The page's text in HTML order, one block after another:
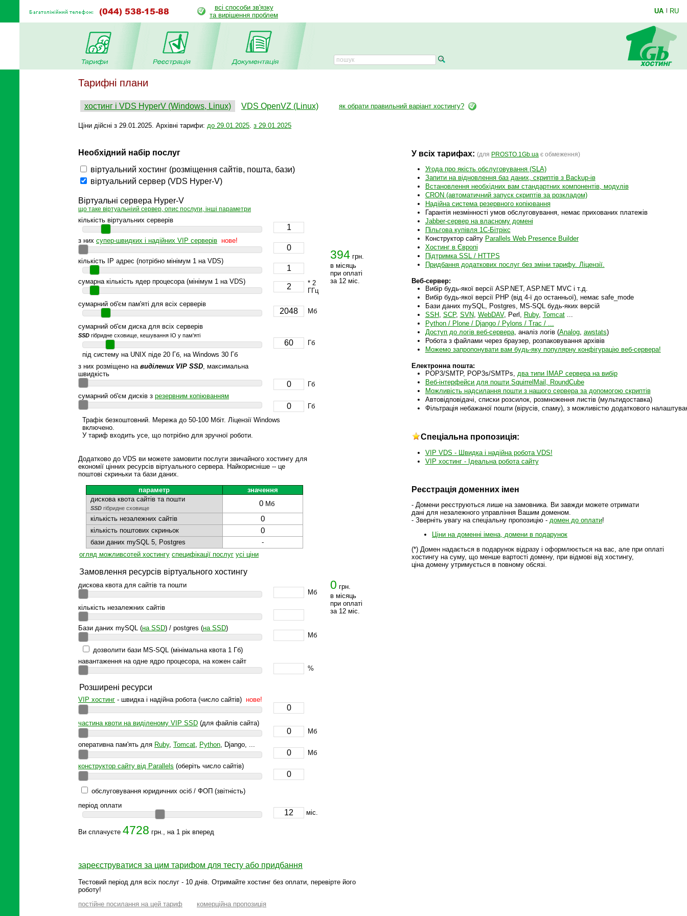
всі способи зв'язку
та вирішення проблем
UA | RU
Тарифні плани
хостинг і VDS HyperV (Windows, Linux) VDS OpenVZ (Linux) як обрати правильний варіант хостингу?
Ціни дійсні з 29.01.2025. Архівні тарифи: до 29.01.2025 з 29.01.2025
Необхідний набір послуг
віртуальний хостинг (розміщення сайтів, пошта, бази)
віртуальний сервер (VDS Hyper-V)
Віртуальні сервера Hyper-V
що таке віртуальніий сервер, опис послуги, інші параметри
394 грн.
в місяць
при оплаті
за 12 міс.
кількість віртуальних серверів
з них супер-швидких і надійних VIP серверів нове!
кількість IP адрес (потрібно мінімум 1 на VDS)
сумарна кількість ядер процесора (мінімум 1 на VDS)
* 2
ГГц
сумарний об'єм пам'яті для всіх серверів
Мб
сумарний об'єм диска для всіх серверів
SSD гібридне сховище, кешування IO у пам'яті
Гб
під систему на UNIX піде 20 Гб, на Windows 30 Гб
з них розміщено на виділених VIP SSD , максимальна
швидкість
Гб
сумарний об'єм дисків з резервним копіюванням
Гб
Трафік безкоштовний. Мережа до 50-100 Мбіт. Ліцензії Windows
включено.
У тариф входить усе, що потрібно для зручної роботи.
Додатково до VDS ви можете замовити послуги звичайного хостингу для
економії цінних ресурсів віртуального сервера. Найкорисніше -- це
поштові скриньки та бази даних.
параметр
значення
дискова квота сайтів та пошти
SSDгібридне сховище
0Мб
кількість незалежних сайтів
0
кількість поштових скриньок 0
бази даних mySQL 5, Postgres
-
огляд можливсотей хостингу специфікації послуг усі ціни
0 грн.
в місяць
при оплаті
за 12 міс.
Замовлення ресурсів віртуального хостингу
дискова квота для сайтів та пошти
Мб
кількість незалежних сайтів
Бази даних mySQL (на SSD) / postgres (на SSD)
Мб
дозволити бази MS-SQL (мінімальна квота 1 Гб)
навантаження на одне ядро процесора, на кожен сайт
%
Розширені ресурси
VIP хостинг - швидка і надійна робота (число сайтів) нове!
частина квоти на виділеному VIP SSD (для файлів сайта)
Мб
оперативна пам'ять для Ruby, Tomcat Python , Django, ...
Мб
конструктор сайту від Parallels (оберіть число сайтів)
обслуговування юридичних осіб / ФОП (звітність)
період оплати
міс.
Ви сплачуєте 4728 грн., на 1 рік вперед
зареєструватися за цим тарифом для тесту або придбання
Тестовий період для всіх послуг - 10 днів. Отримайте хостинг без оплати, перевірте його
роботу!
постійне посилання на цей тариф
комерційна пропозиція
У всіх тарифах: (для PROSTO.1Gb.ua є обмеження)
Угода про якість обслуговування (SLA)
Запити на відновлення баз даних, скриптів з Backup-ів
Встановлення необхідних вам стандартних компонентів, модулів
CRON (автоматичний запуск скриптів за розкладом)
Надійна система резервного копіювання
Гарантія незмінності умов обслуговування, немає прихованих платежів
Jabber-сервер на власному домені
Пільгова купівля 1С-Бітрікс
Конструктор сайту Parallels Web Presence Builder
Хостинг в Європі
Підтримка SSL / HTTPS
Придбання додаткових послуг без зміни тарифу. Ліцензії.
Веб-сервер:
Вибір будь-якої версії ASP.NET, ASP.NET MVC і т.д.
Вибір будь-якої версії PHP (від 4-ї до останньої), немає safe_mode
Бази даних mySQL, Postgres, MS-SQL будь-яких версій
SSH SCP, SVN WebDAV, Perl, Ruby, Tomcat...
Python / Plone / Django / Pylons / Trac / ...
Доступ до логів веб-сервера, аналіз логів (Analog, awstats)
Робота з файлами через браузер, розпаковування архівів
Можемо запропонувати вам будь-яку популярну конфігурацію веб-сервера!
Електронна пошта:
POP3/SMTP, POP3s/SMTPs, два типи IMAP сервера на вибір
Веб-інтерфейси для пошти SquirrelMail, RoundCube
Можливість надсилання пошти з нашого сервера за допомогою скриптів
Автовідповідачі, списки розсилок, розмноження листів (мультидоставка)
Фільтрація небажаної пошти (вірусів, спаму), з можливістю додаткового
Спеціальна пропозиція:
VIP VDS - Швидка і надійна робота VDS!
VIP хостинг - Ідеальна робота сайту
Реєстрація доменних імен
- Домени реєструються лише на замовника. Ви завжди можете отримати
дані для незалежного управління Вашим доменом.
- Зверніть увагу на спеціальну пропозицію - домен до оплати!
Ціни на доменні імена, домени в подарунок
(*) Домен надається в подарунок відразу і оформлюється на вас, але при оплаті
хостингу на суму, що менше вартості домену, при відмові від хостингу,
ціна домену утримується в повному обсязі.